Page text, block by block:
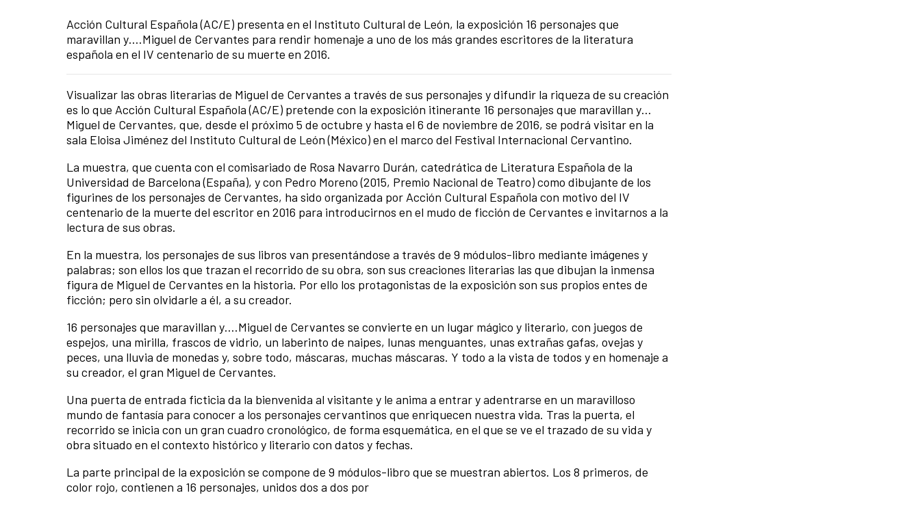
Acción Cultural Española (AC/E) presenta en el Instituto Cultural de León, la exposición 16 personajes que
maravillan y….Miguel de Cervantes para rendir homenaje a uno de los más grandes escritores de la literatura
española en el IV centenario de su muerte en 2016.
Visualizar las obras literarias de Miguel de Cervantes a través de sus personajes y difundir la riqueza de su creación
es lo que Acción Cultural Española (AC/E) pretende con la exposición itinerante 16 personajes que maravillan y…
Miguel de Cervantes, que, desde el próximo 5 de octubre y hasta el 6 de noviembre de 2016, se podrá visitar en la
sala Eloisa Jiménez del Instituto Cultural de León (México) en el marco del Festival Internacional Cervantino.
La muestra, que cuenta con el comisariado de Rosa Navarro Durán, catedrática de Literatura Española de la
Universidad de Barcelona (España), y con Pedro Moreno (2015, Premio Nacional de Teatro) como dibujante de los
figurines de los personajes de Cervantes, ha sido organizada por Acción Cultural Española con motivo del IV
centenario de la muerte del escritor en 2016 para introducirnos en el mudo de ficción de Cervantes e invitarnos a la
lectura de sus obras.
En la muestra, los personajes de sus libros van presentándose a través de 9 módulos-libro mediante imágenes y
palabras; son ellos los que trazan el recorrido de su obra, son sus creaciones literarias las que dibujan la inmensa
figura de Miguel de Cervantes en la historia. Por ello los protagonistas de la exposición son sus propios entes de
ficción; pero sin olvidarle a él, a su creador.
16 personajes que maravillan y….Miguel de Cervantes se convierte en un lugar mágico y literario, con juegos de
espejos, una mirilla, frascos de vidrio, un laberinto de naipes, lunas menguantes, unas extrañas gafas, ovejas y
peces, una lluvia de monedas y, sobre todo, máscaras, muchas máscaras. Y todo a la vista de todos y en homenaje a
su creador, el gran Miguel de Cervantes.
Una puerta de entrada ficticia da la bienvenida al visitante y le anima a entrar y adentrarse en un maravilloso
mundo de fantasía para conocer a los personajes cervantinos que enriquecen nuestra vida. Tras la puerta, el
recorrido se inicia con un gran cuadro cronológico, de forma esquemática, en el que se ve el trazado de su vida y
obra situado en el contexto histórico y literario con datos y fechas.
La parte principal de la exposición se compone de 9 módulos-libro que se muestran abiertos. Los 8 primeros, de
color rojo, contienen a 16 personajes, unidos dos a dos por